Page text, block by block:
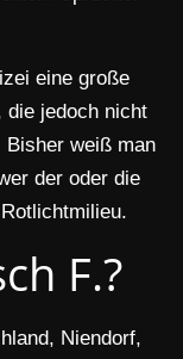
eine große
die jedoch nicht
Bisher weiß man
der oder die
F.?
Niendorf,